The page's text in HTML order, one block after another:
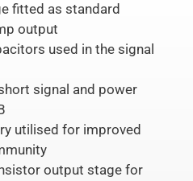
fitted as standard
output
used in the signal
signal and power
utilised for improved
output stage for